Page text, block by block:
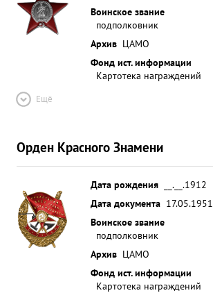
Воинское звание
подполковник
Архив ЦАМО
Фонд ист. информации
Картотека награждений
Ещё
Орден Красного Знамени
Дата рождения
__.__.1912
Дата документа 17.05.1951
Воинское звание
подполковник
Архив ЦАМО
Фонд ист. информации
Картотека награждений